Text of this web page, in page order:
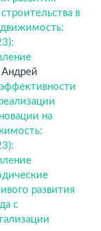
в
на
развития
с